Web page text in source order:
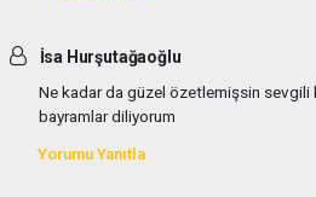
İsa Hurşutağaoğlu
Ne kadar da güzel özetlemişsin sevgili
bayramlar diliyorum
Yorumu Yanıtla